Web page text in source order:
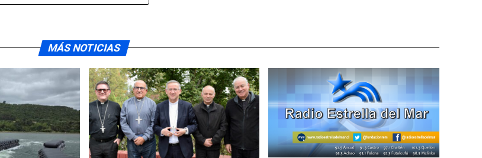
MÁS NOTICIAS